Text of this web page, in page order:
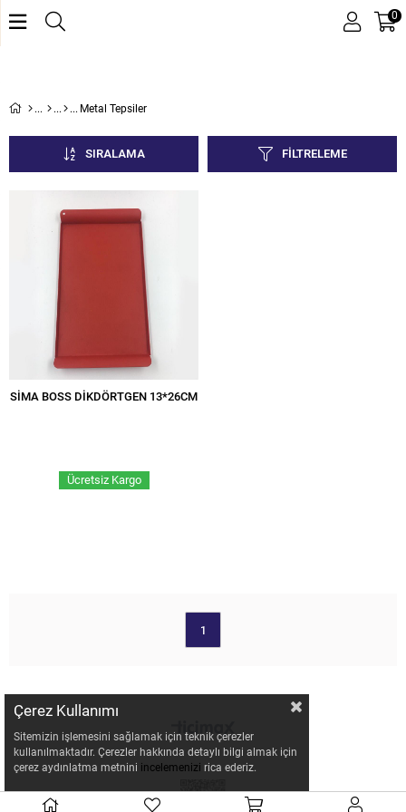
0
Metal Tepsiler
FILTRELEME
SIRALAMA
SİMA BOSS DİKDÖRTGEN 13*26CM
Ücretsiz Kargo
1
Çerez Kullanımı
Sitemizin işlemesini sağlamak için teknik çerezler
kullanılmaktadır. Çerezler hakkında detaylı bilgi almak için
çerez aydınlatma metnini incelemenizi rica ederiz.